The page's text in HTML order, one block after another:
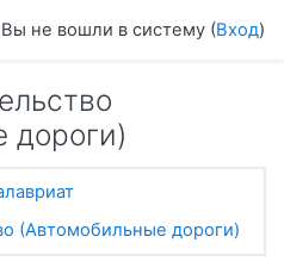
Вы не вошли в систему (Вход)
дороги)
(Автомобильные дороги)